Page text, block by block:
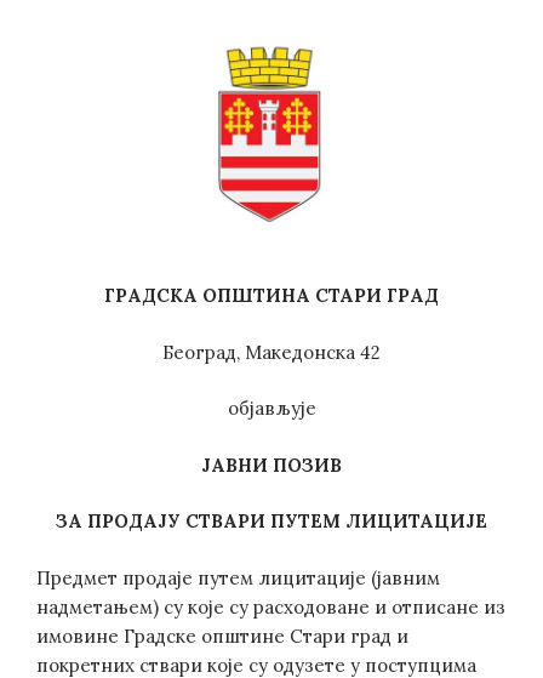
ГРАДСКА ОПШТИНА СТАРИ ГРАД
Београд, Македонска 42
објављује
ЈАВНИ ПОЗИВ
ЗА ПРОДАЈУ СТВАРИ ПУТЕМ ЛИЦИТАЦИЈЕ
Предмет продаје путем лицитације (јавним
надметањем) су које су расходоване и отписане из
имовине Градске општине Стари град и
покретних ствари које су одузете у поступцима